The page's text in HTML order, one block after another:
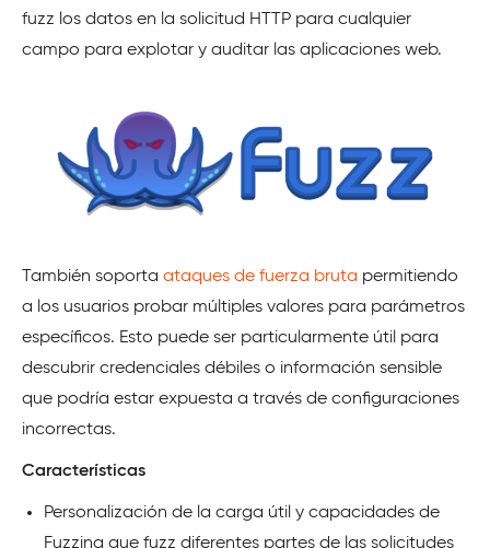
fuzz los datos en la solicitud HTTP para cualquier
campo para explotar y auditar las aplicaciones web.
También soporta ataques de fuerza bruta permitiendo
a los usuarios probar múltiples valores para parámetros
específicos. Esto puede ser particularmente útil para
descubrir credenciales débiles o información sensible
que podría estar expuesta a través de configuraciones
incorrectas.
Características
Personalización de la carga útil y capacidades de
Fuzzing que fuzz diferentes partes de las solicitudes